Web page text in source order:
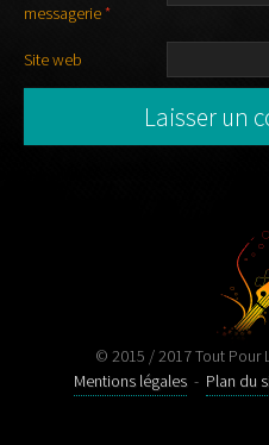
messagerie*
Site web
© 2015 / 2017 Tout Pour
Mentions légales - Plan du